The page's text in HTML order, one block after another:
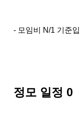
- 모임비 N/1 기준
정모 일정 0